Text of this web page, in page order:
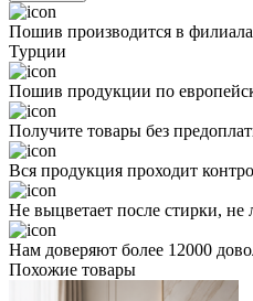
Пошив производится в
Турции
Пошив продукции по
Получите товары без
Вся продукция проходит
Не выцветает после стирки, не
Нам доверяют более 12000
Похожие товары